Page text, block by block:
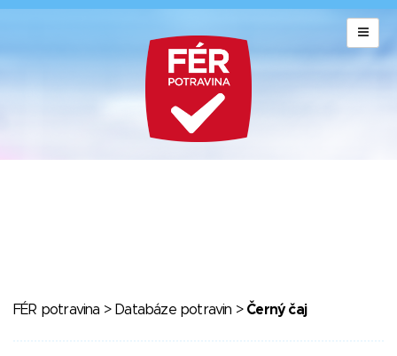
FÉR potravina > Databáze potravin > Černý čaj